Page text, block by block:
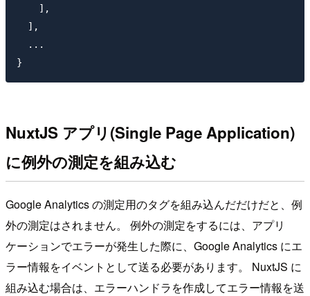
    ],
  ],
  ...
NuxtJS アプリ(Single Page Application)
に例外の測定を組み込む
Google Analytics の測定用のタグを組み込んだだけだと、例
外の測定はされません。 例外の測定をするには、アプリ
ケーションでエラーが発生した際に、Google Analytics にエ
ラー情報をイベントとして送る必要があります。 NuxtJS に
組み込む場合は、エラーハンドラを作成してエラー情報を送